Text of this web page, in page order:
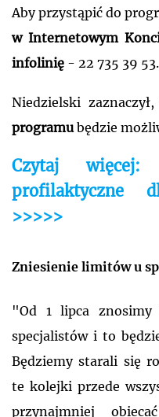
Aby przystąpić do
w Internetowym
infolinię - 22 735 39 53.
Niedzielski
programubędzie
Czytaj
profilaktyczne
>>>>>
Zniesienie limitów u
"Od 1 lipca
specjalistów i to
Będziemy starali się
te kolejki przede
przynajmniej